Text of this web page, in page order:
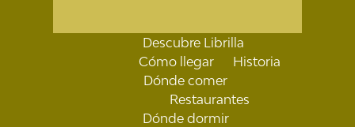
Descubre Librilla
Cómo llegar
Historia
Dónde comer
Restaurantes
Dónde dormir